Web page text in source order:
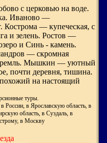
с церковью на воде.
Иваново —
Кострома — купеческая, с
и зелень. Ростов —
и Синь - камень.
— скромная
Мышкин — уютный
почти деревня, тишина.
на настоящий
туры.
России, в Ярославскую область, в
область, в Суздаль, в
в Москву